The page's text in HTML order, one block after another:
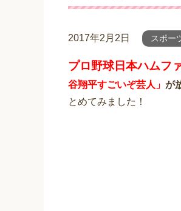
2017年2月2日 スポー
プロ野球日本ハムフ
谷翔平すごいぞ芸人」 が
とめてみました！